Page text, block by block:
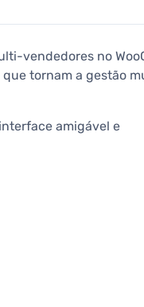
vendedores no
tornam a gestão
amigável e